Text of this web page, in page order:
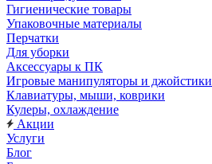
Гигиенические товары
Упаковочные материалы
Перчатки
Для уборки
Аксессуары к ПК
Игровые манипуляторы и джойстики
Клавиатуры, мыши, коврики
Кулеры, охлаждение
Акции
Услуги
Блог